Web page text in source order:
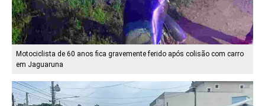
Motociclista de 60 anos fica gravemente ferido após colisão com carro
em Jaguaruna